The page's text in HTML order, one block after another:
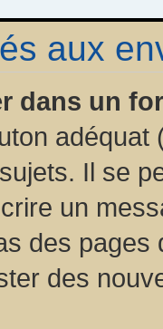
aux
dans un
Il se
un
des
des